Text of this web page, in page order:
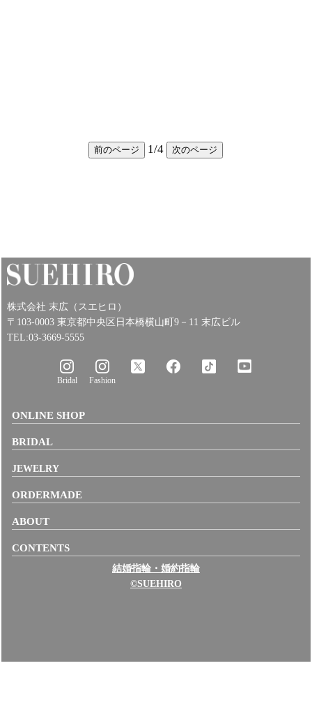
前のページ 1/4 次のページ
株式会社 末広（スエヒロ）
〒103-0003 東京都中央区日本橋横山町9－11 末広ビル
TEL:03-3669-5555
Bridal Fashion
ONLINE SHOP
BRIDAL
JEWELRY
ORDERMADE
ABOUT
CONTENTS
結婚指輪・婚約指輪
©SUEHIRO